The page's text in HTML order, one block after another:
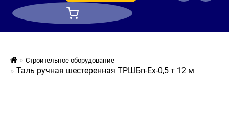
Строительное оборудование
Таль ручная шестеренная ТРШБп-Ех-0,5 т 12 м